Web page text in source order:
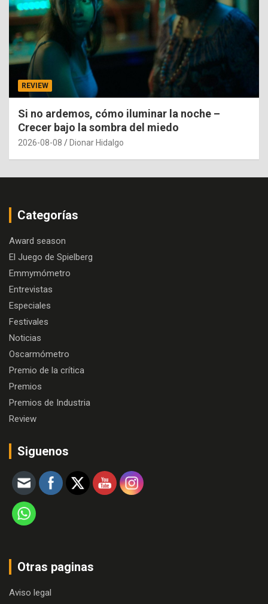
REVIEW
Si no ardemos, cómo iluminar la noche –
Crecer bajo la sombra del miedo
2026-08-08 Dionar Hidalgo
Categorías
Award season
El Juego de Spielberg
Emmymómetro
Entrevistas
Especiales
Festivales
Noticias
Oscarmómetro
Premio de la crítica
Premios
Premios de Industria
Review
Siguenos
Otras paginas
Aviso legal